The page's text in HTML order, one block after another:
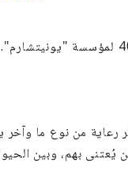
رعاية من نوع ما وآخر
بهم، وبين